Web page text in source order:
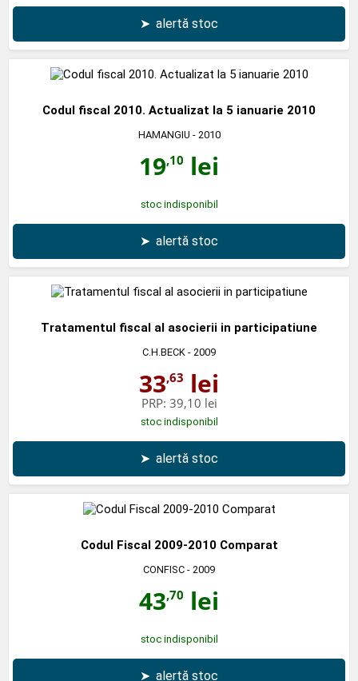
➤ alertă stoc
Codul fiscal 2010. Actualizat la 5 ianuarie 2010
HAMANGIU - 2010
19,10 lei
stoc indisponibil
➤ alertă stoc
Tratamentul fiscal al asocierii in participatiune
C.H.BECK - 2009
33,63 lei
PRP: 39,10 lei
stoc indisponibil
➤ alertă stoc
Codul Fiscal 2009-2010 Comparat
CONFISC - 2009
43,70 lei
stoc indisponibil
➤ alertă stoc